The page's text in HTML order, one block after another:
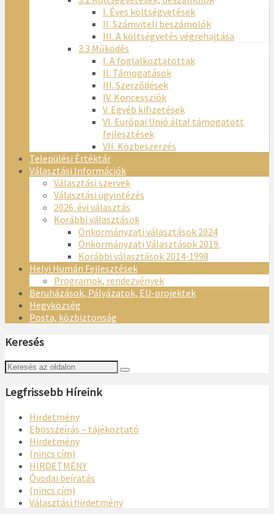
I. Éves költségvetések
II. Számviteli beszámolók
III. A költségvetés végrehajtása
3.3 Működés
I. A foglalkoztatottak
II. Támogatások
III. Szerződések
IV. Koncessziók
V. Egyéb kifizetések
VI. Európai Unió által támogatott
fejlesztések
VII. Közbeszerzés
Települési Értéktár
Választási Információk
Választási szervek
Választási ügyintézés
2026. évi választás
Korábbi választások
Önkormányzati választások 2024
Önkormányzati Választások 2019.
Korábbi választások 2014-1998
Helyi Humán Fejlesztések
Programok, rendezvények
Beruházások, Pályázatok, EU-projektek
Hegyközség
Posta, közbiztonság
Keresés
Legfrissebb Híreink
Hirdetmény
Ebösszeírás – tájékoztató
Hirdetmény
(nincs cím)
HIRDETMÉNY
Óvodai beíratás
(nincs cím)
Választási hirdetmény